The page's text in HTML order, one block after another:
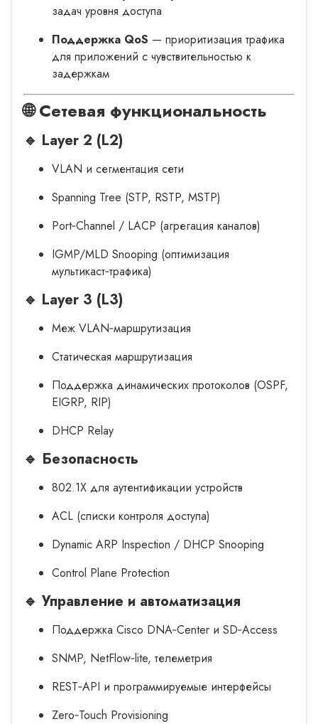
задач уровня доступа
Поддержка QoS — приоритизация трафика
для приложений с чувствительностью к
задержкам
🌐 Сетевая функциональность
🔹 Layer 2 (L2)
VLAN и сегментация сети
Spanning Tree (STP, RSTP, MSTP)
Port‑Channel / LACP (агрегация каналов)
IGMP/MLD Snooping (оптимизация
мультикаст‑трафика)
🔹 Layer 3 (L3)
Меж VLAN‑маршрутизация
Статическая маршрутизация
Поддержка динамических протоколов (OSPF,
EIGRP, RIP)
DHCP Relay
🔹 Безопасность
802.1X для аутентификации устройств
ACL (списки контроля доступа)
Dynamic ARP Inspection / DHCP Snooping
Control Plane Protection
🔹 Управление и автоматизация
Поддержка Cisco DNA‑Center и SD‑Access
SNMP, NetFlow‑lite, телеметрия
REST‑API и программируемые интерфейсы
Zero‑Touch Provisioning